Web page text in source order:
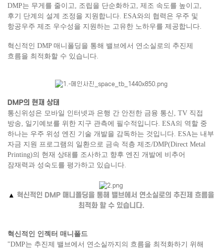
DMP는 무게를 줄이고, 조립을 단순화하고, 제조 속도를 높이고,
후기 단계의 설계 조정을 지원합니다. ESA와의 협력은 우주 및
항공우주 제조 우수성을 지원하는 고유한 노하우를 제공합니다.
혁신적인 DMP 매니폴딩을 통해 밸브에서 연소실로의 추진제
흐름을 최적화할 수 있습니다.
DMP의 현재 상태
통신위성은 모바일 인터넷과 은행 간 안전한 금융 통신, TV 직접
방송, 일기예보를 위한 지구 관측에 필수적입니다. ESA의 역할 중
하나는 우주 위성 엔진 기술 개발을 감독하는 것입니다. ESA는 내부
자금 지원 프로그램의 일환으로 금속 적층 제조/DMP(Direct Metal
Printing)의 현재 상태를 조사하고 향후 엔진 개발에 비추어
잠재력과 성숙도를 평가하고 있습니다.
▲ 혁신적인 DMP 매니폴딩을 통해 밸브에서 연소실로의 추진제 흐름을
최적화 할 수 있습니다.
혁신적인 인젝터 매니폴드
"DMP는 추진제 밸브에서 연소실까지의 흐름을 최적화하기 위해